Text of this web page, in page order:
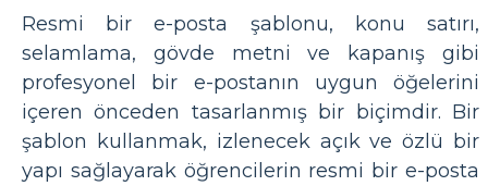
Resmi bir e-posta şablonu, konu satırı,
selamlama, gövde metni ve kapanış gibi
profesyonel bir e-postanın uygun öğelerini
içeren önceden tasarlanmış bir biçimdir. Bir
şablon kullanmak, izlenecek açık ve özlü bir
yapı sağlayarak öğrencilerin resmi bir e-posta